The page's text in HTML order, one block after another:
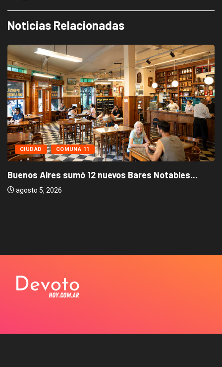
Noticias Relacionadas
CIUDAD COMUNA 11
Buenos Aires sumó 12 nuevos Bares Notables...
agosto 5, 2026